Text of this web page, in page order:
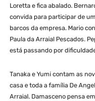
Loretta e fica abalado.
convida para participar de
barcos da empresa. Mario
Paula da Arraial Pescados.
está passando por
Tanaka e Yumi contam as
casa e toda a família De
Arraial. Damasceno pensa